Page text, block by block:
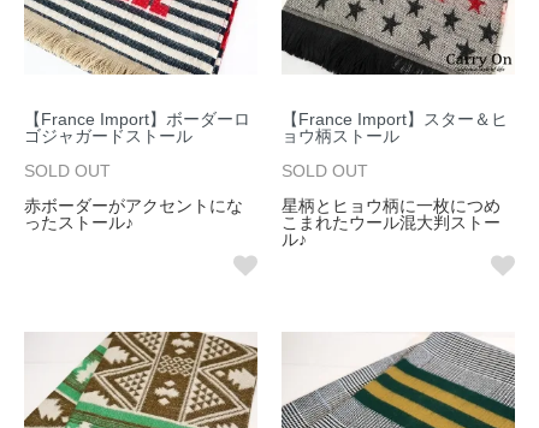
【France Import】ボーダーロ
ゴジャガードストール
SOLD OUT
赤ボーダーがアクセントにな
ったストール♪
【France Import】スター＆ヒ
ョウ柄ストール
SOLD OUT
星柄とヒョウ柄に一枚につめ
こまれたウール混大判ストー
ル♪